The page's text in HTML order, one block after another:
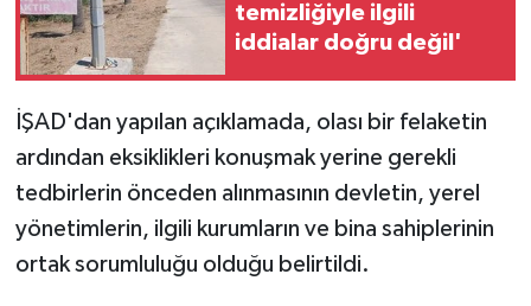
temizliğiyle ilgili
iddialar doğru değil'
İŞAD'dan yapılan açıklamada, olası bir felaketin
ardından eksiklikleri konuşmak yerine gerekli
tedbirlerin önceden alınmasının devletin, yerel
yönetimlerin, ilgili kurumların ve bina sahiplerinin
ortak sorumluluğu olduğu belirtildi.
SAĞLIK
SPOR
TATLISU
TEKNOLOJİ